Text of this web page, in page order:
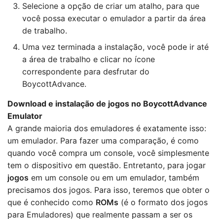
Selecione a opção de criar um atalho, para que
você possa executar o emulador a partir da área
de trabalho.
Uma vez terminada a instalação, você pode ir até
a área de trabalho e clicar no ícone
correspondente para desfrutar do
BoycottAdvance.
Download e instalação de jogos no BoycottAdvance
Emulator
A grande maioria dos emuladores é exatamente isso:
um emulador. Para fazer uma comparação, é como
quando você compra um console, você simplesmente
tem o dispositivo em questão. Entretanto, para jogar
jogos em um console ou em um emulador, também
precisamos dos jogos. Para isso, teremos que obter o
que é conhecido como ROMs (é o formato dos jogos
para Emuladores) que realmente passam a ser os